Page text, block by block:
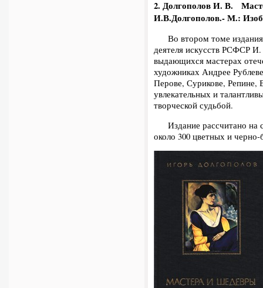
2. Долгополов И. В.
И.В.Долгополов.- М.:
Во втором томе издания
деятеля искусств РСФСР И.
выдающихся мастерах
художниках Андрее
Перове, Сурикове, Репине,
увлекательных и
творческой судьбой.
Издание рассчитано на
около 300 цветных и